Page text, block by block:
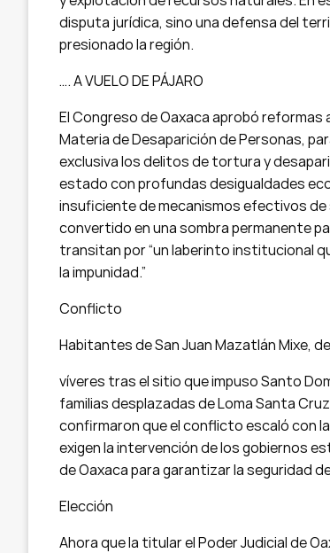
disputa jurídica, sino una defensa del
presionado la región.
…. A VUELO DE PÁJARO
El Congreso de Oaxaca aprobó reformas
Materia de Desaparición de Personas,
exclusiva los delitos de tortura y
estado con profundas desigualdades
insuficiente de mecanismos efectivos
convertido en una sombra permanente
transitan por “un laberinto institucional
la impunidad.”
Conflicto
Habitantes de San Juan Mazatlán Mixe,
víveres tras el sitio que impuso Santo
familias desplazadas de Loma Santa
confirmaron que el conflicto escaló con
exigen la intervención de los gobiernos
de Oaxaca para garantizar la seguridad
Elección
Ahora que la titular el Poder Judicial de